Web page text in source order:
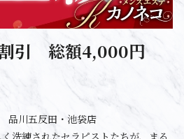
引 総額4,000円
川五反田・池袋店